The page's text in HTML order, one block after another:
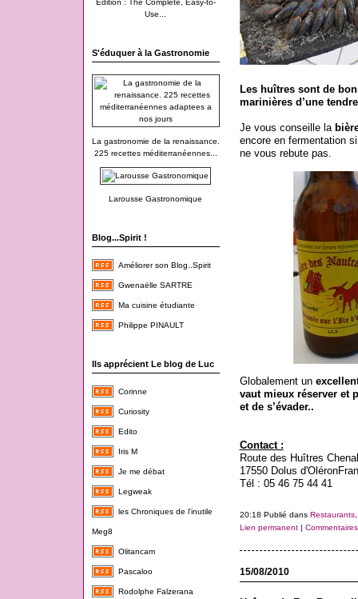
Edition : The Complete, Easy-to-
Use...
S'éduquer à la Gastronomie
La gastronomie de la renaissance.
225 recettes méditerranéennes...
Larousse Gastronomique
Blog...Spirit !
Améliorer son Blog..Spirit
Gwenaëlle SARTRE
Ma cuisine étudiante
Philippe PINAULT
Ils apprécient Le blog de Luc
Corinne
Curiosity
Edito
Iris M
Je me débat
Legweak
les Chroniques de l'inutile
Meg8
Olitancam
Pascaloo
Rodolphe Falzerana
Les huîtres sont de
marinières d’une
Je vous conseille la
encore en fermentation
ne vous rebute pas.
Globalement un
vaut mieux réserver et
et de s’évader..
Contact :
Route des Huîtres
17550 Dolus d'Oléron
Tél : 05 46 75 44 41
20:18 Publié dans Restaurants
Lien permanent|
15/08/2010